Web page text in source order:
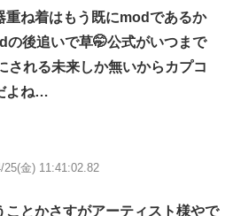
重ね着はもう既にmodであるか
の後追いで草🤭公式がいつまで
される未来しか無いからカプコ
よね…
25(金) 11:41:02.82
ことかさすがアーティスト様やで